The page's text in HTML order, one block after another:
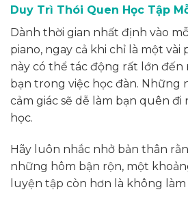
Duy Trì Thói Quen Học Tập
Dành thời gian nhất định vào
piano, ngay cả khi chỉ là một vài
này có thể tác động rất lớn đến
bạn trong việc học đàn. Những
cảm giác sẽ dễ làm bạn quên
học.
Hãy luôn nhắc nhở bản thân
những hôm bận rộn, một
luyện tập còn hơn là không làm